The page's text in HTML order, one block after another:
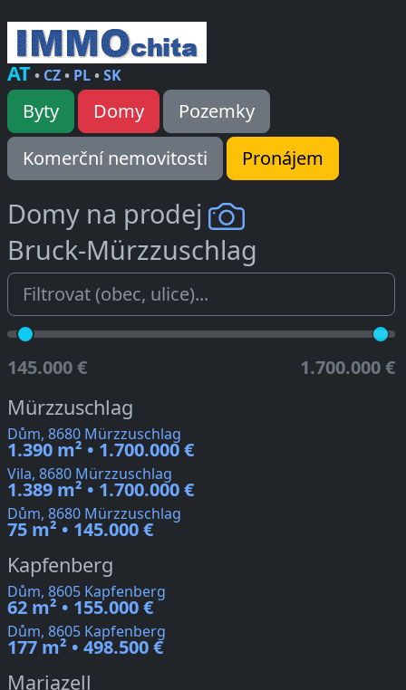
AT• CZ• PL•SK
Byty Domy
Pozemky
Komerční nemovitosti
Pronájem
Domy na prodej
Bruck-Mürzzuschlag
145.000 € 1.700.000 €
Mürzzuschlag
Dům, 8680 Mürzzuschlag
1.390 m² • 1.700.000 €
Vila, 8680 Mürzzuschlag
1.389 m² • 1.700.000 €
Dům, 8680 Mürzzuschlag
75 m² • 145.000 €
Kapfenberg
Dům, 8605 Kapfenberg
62 m² • 155.000 €
Dům, 8605 Kapfenberg
177 m² • 498.500 €
Mariazell